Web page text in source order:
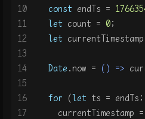
10
11
12
13
14
15
16
17
const endTs =
let count = 0;
let
Date . now = () =>
for (let ts =
currentTimestamp =